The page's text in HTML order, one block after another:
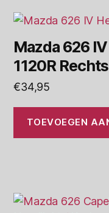
Mazda 626
1120R Rechts
€34,95
TOEVOEGEN